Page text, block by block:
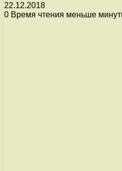
22.12.2018
0 Время чтения меньше